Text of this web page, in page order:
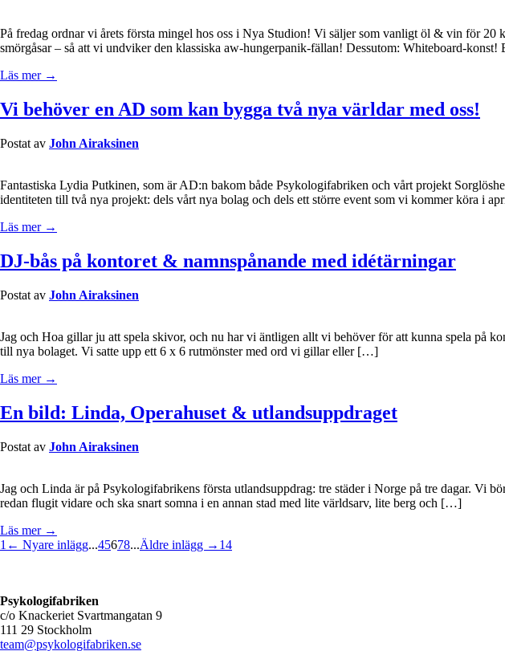
På fredag ordnar vi årets första mingel hos oss i Nya Studion! Vi säljer som vanligt öl & vin för 20
smörgåsar – så att vi undviker den klassiska aw-hungerpanik-fällan! Dessutom: Whiteboard-
Läs mer →
Vi behöver en AD som kan bygga två nya världar med oss!
Postat av John Airaksinen
Fantastiska Lydia Putkinen, som är AD:n bakom både Psykologifabriken och vårt projekt
identiteten till två nya projekt: dels vårt nya bolag och dels ett större event som vi kommer köra i
Läs mer →
DJ-bås på kontoret & namnspånande med idétärningar
Postat av John Airaksinen
Jag och Hoa gillar ju att spela skivor, och nu har vi äntligen allt vi behöver för att kunna spela på
till nya bolaget. Vi satte upp ett 6 x 6 rutmönster med ord vi gillar eller […]
Läs mer →
En bild: Linda, Operahuset & utlandsuppdraget
Postat av John Airaksinen
Jag och Linda är på Psykologifabrikens första utlandsuppdrag: tre städer i Norge på tre dagar. Vi
redan flugit vidare och ska snart somna i en annan stad med lite världsarv, lite berg och […]
Läs mer →
1 ← Nyare inlägg...45678...Äldre inlägg → 14
Psykologifabriken
c/o Knackeriet Svartmangatan 9
111 29 Stockholm
team@psykologifabriken.se